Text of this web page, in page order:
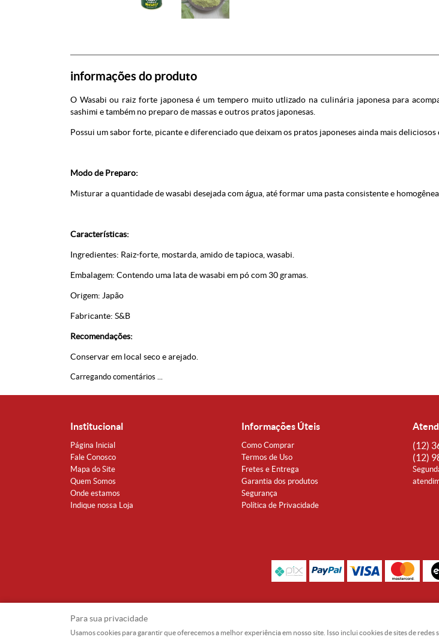
informações do produto
O Wasabi ou raiz forte japonesa é um tempero muito utlizado na culinária japonesa para
sashimi e também no preparo de massas e outros pratos japonesas.
Possui um sabor forte, picante e diferenciado que deixam os pratos japoneses ainda mais deliciosos
Modo de Preparo:
Misturar a quantidade de wasabi desejada com água, até formar uma pasta consistente e homogênea.
Características:
Ingredientes: Raiz-forte, mostarda, amido de tapioca, wasabi.
Embalagem: Contendo uma lata de wasabi em pó com 30 gramas.
Origem: Japão
Fabricante: S&B
Recomendações:
Conservar em local seco e arejado.
Carregando comentários ...
Institucional
Página Inicial
Fale Conosco
Mapa do Site
Quem Somos
Onde estamos
Indique nossa Loja
Informações Úteis
Como Comprar
Termos de Uso
Fretes e Entrega
Garantia dos produtos
Segurança
Política de Privacidade
(12)
(12)
Para sua privacidade
Usamos cookies para garantir que oferecemos a melhor experiência em nosso site. Isso inclui cookies de sites de